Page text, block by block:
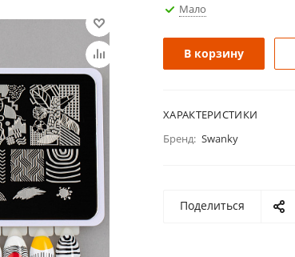
Мало
В корзину
ХАРАКТЕРИСТИКИ
Бренд: Swanky
Поделиться